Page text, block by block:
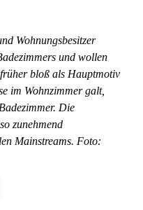
Wohnungsbesitzer
und wollen
bloß als Hauptmotiv
im Wohnzimmer galt,
Die
zunehmend
Mainstreams. Foto: